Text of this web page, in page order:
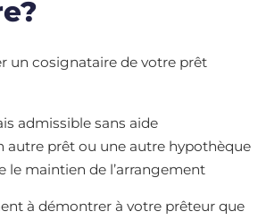
un cosignataire de votre prêt
admissible sans aide
autre prêt ou une autre hypothèque
le maintien de l’arrangement
à démontrer à votre prêteur que